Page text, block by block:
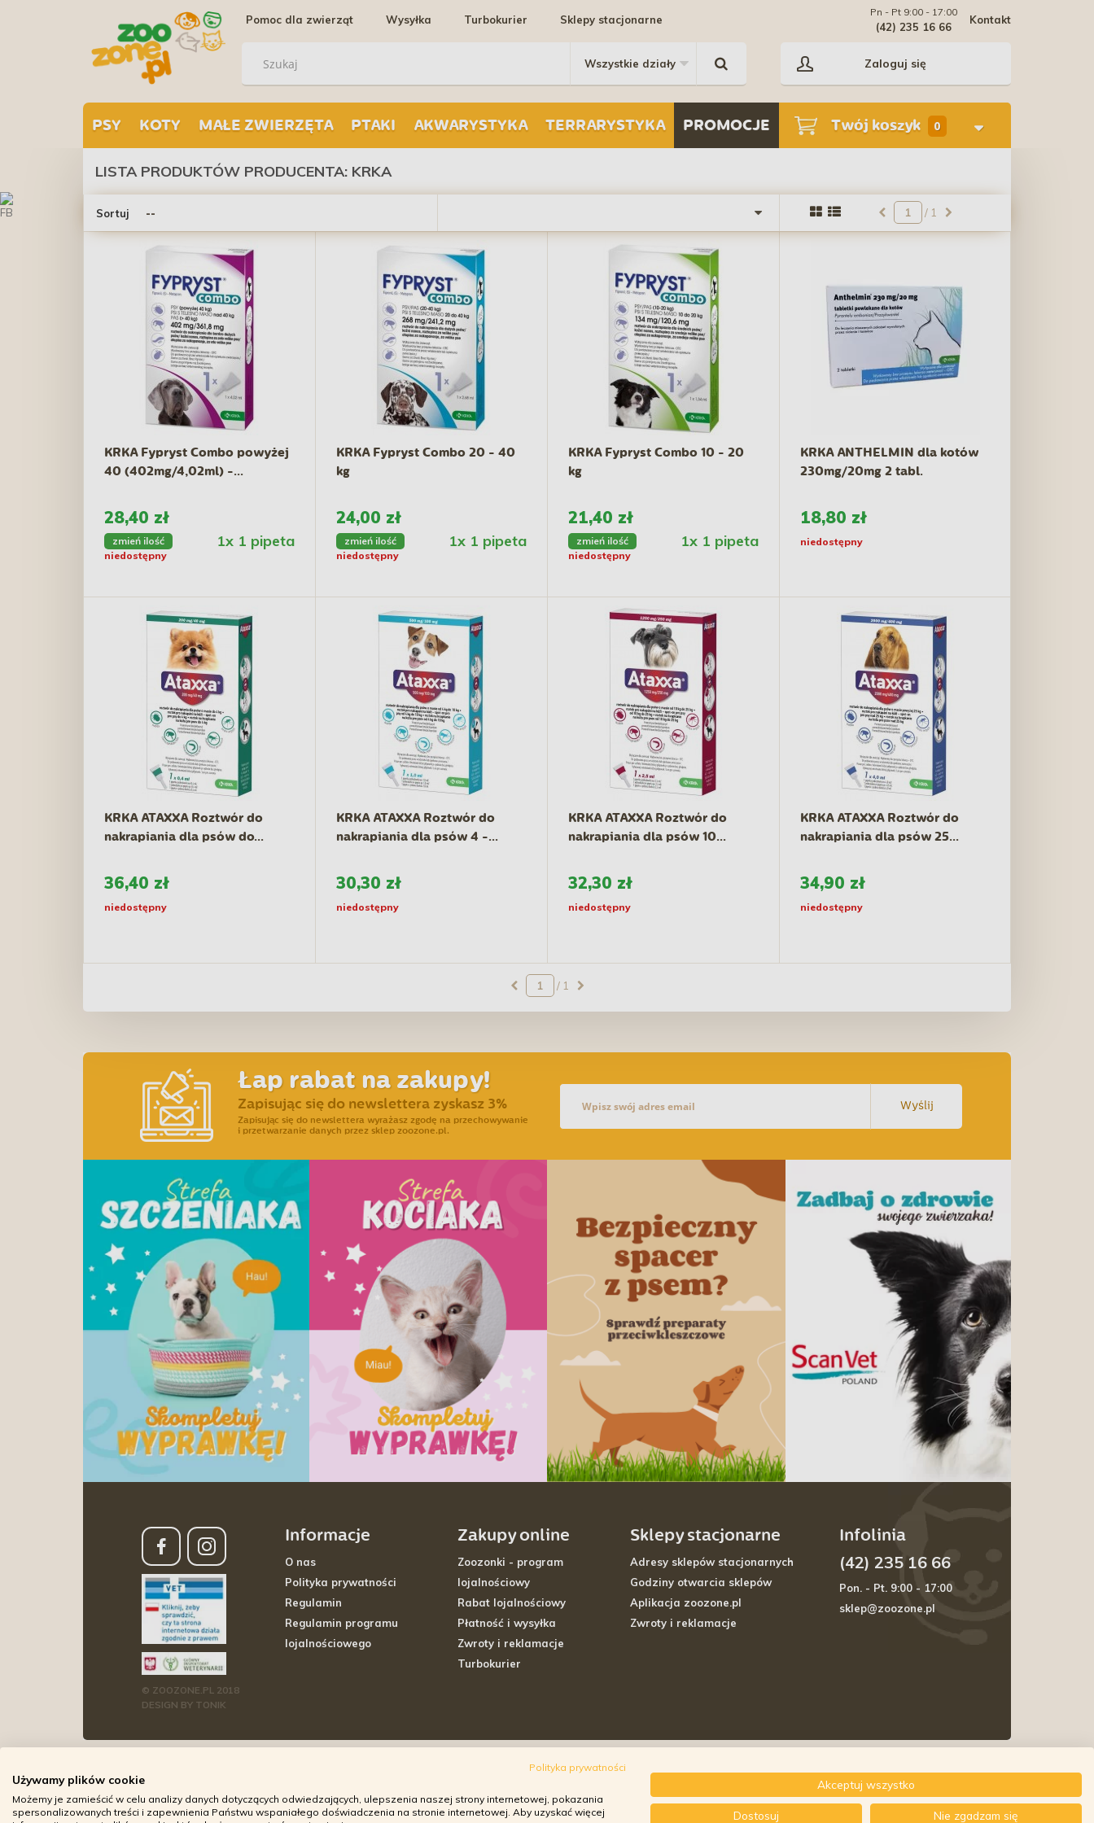
Pomoc dla zwierząt Wysyłka Turbokurier Sklepy stacjonarne Kontakt
Pn - Pt 9:00 - 17:00
(42) 235 16 66
Zaloguj się
PSY KOTY MAŁE ZWIERZĘTA PTAKI AKWARYSTYKA TERRARYSTYKA PROMOCJE Twój koszyk 0
LISTA PRODUKTÓW PRODUCENTA: KRKA
Sortuj / 1
KRKA Fypryst Combo powyżej
40 (402mg/4,02ml) -...
28,40 zł
zmień ilość 1x 1 pipeta
niedostępny
KRKA Fypryst Combo 20 - 40
kg
24,00 zł
zmień ilość 1x 1 pipeta
niedostępny
KRKA Fypryst Combo 10 - 20
kg
21,40 zł
zmień ilość 1x 1 pipeta
niedostępny
KRKA ANTHELMIN dla kotów
230mg/20mg 2 tabl.
18,80 zł
niedostępny
KRKA ATAXXA Roztwór do
nakrapiania dla psów do...
36,40 zł
niedostępny
KRKA ATAXXA Roztwór do
nakrapiania dla psów 4 -...
30,30 zł
niedostępny
KRKA ATAXXA Roztwór do
nakrapiania dla psów 10...
32,30 zł
niedostępny
KRKA ATAXXA Roztwór do
nakrapiania dla psów 25...
34,90 zł
niedostępny
/ 1
Łap rabat na zakupy!
Zapisując się do newslettera zyskasz 3%
Zapisując się do newslettera wyrażasz zgodę na przechowywanie
i przetwarzanie danych przez sklep zoozone.pl.
Wyślij
© ZOOZONE.PL 2018
DESIGN BY TONIK
Informacje
O nas
Polityka prywatności
Regulamin
Regulamin programu
lojalnościowego
Zakupy online
Zoozonki - program
lojalnościowy
Rabat lojalnościowy
Płatność i wysyłka
Zwroty i reklamacje
Turbokurier
Sklepy stacjonarne
Adresy sklepów stacjonarnych
Godziny otwarcia sklepów
Aplikacja zoozone.pl
Zwroty i reklamacje
Infolinia
(42) 235 16 66
Pon. - Pt. 9:00 - 17:00
sklep@zoozone.pl
Polityka prywatności
Używamy plików cookie
Możemy je zamieścić w celu analizy danych dotyczących odwiedzających, ulepszenia naszej strony internetowej, pokazania
spersonalizowanych treści i zapewnienia Państwu wspaniałego doświadczenia na stronie internetowej. Aby uzyskać więcej
Akceptuj wszystko
Dostosuj Nie zgadzam się